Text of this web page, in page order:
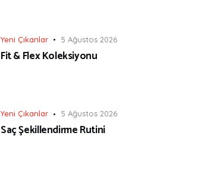
Yeni Çıkanlar 5 Ağustos 2026
Fit & Flex Koleksiyonu
Yeni Çıkanlar 5 Ağustos 2026
Saç Şekillendirme Rutini